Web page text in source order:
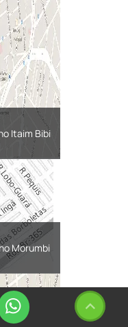
Itaim Bibi
Morumbi